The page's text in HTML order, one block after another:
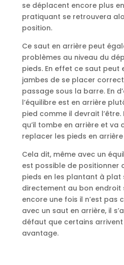
se déplacent encore plus
pratiquant se retrouvera
position.
Ce saut en arrière peut
problèmes au niveau du
pieds. En effet ce saut peut
jambes de se placer
passage sous la barre. En
l’équilibre est en arrière
pied comme il devrait
qu’il tombe en arrière et va
replacer les pieds en
Cela dit, même avec un
est possible de positionner
pieds en les plantant à plat
directement au bon endroit
encore une fois il n’est pas
avec un saut en arrière, il
défaut que certains
avantage.